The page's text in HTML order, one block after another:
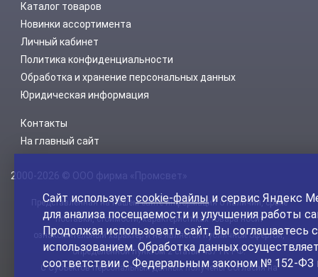
Каталог товаров
Новинки ассортимента
Личный кабинет
Политика конфиденциальности
Обработка и хранение персональных данных
Юридическая информация
Контакты
На главный сайт
2000-2026 © ООО фирма «Промсвет»
Представленная на нашем сайте информация о наличии, сроке
поставки, стоимости, характеристиках товара носит
ознакомительный характер и не является публичной офертой,
определенной пунктом 2 статьи 437 ГК РФ.
С Субъектов персональных данных получены Согласия на
Сайт используетcookie-файлы и сервис Яндекс
для анализа посещаемости и улучшения работы
Продолжая использовать сайт, Вы соглашаетесь
использованием. Обработка данных
соответствии с Федеральным законом № 152-ФЗ